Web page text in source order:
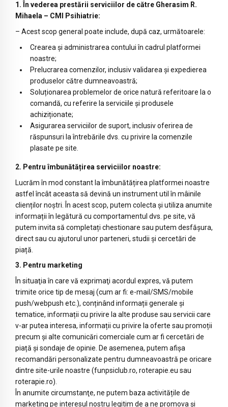
1. În vederea prestării serviciilor de către Gherasim R.
Mihaela – CMI Psihiatrie:
– Acest scop general poate include, după caz, următoarele:
Crearea și administrarea contului în cadrul platformei
noastre;
Prelucrarea comenzilor, inclusiv validarea și expedierea
produselor către dumneavoastră;
Soluționarea problemelor de orice natură referitoare la o
comandă, cu referire la serviciile și produsele
achiziționate;
Asigurarea serviciilor de suport, inclusiv oferirea de
răspunsuri la întrebările dvs. cu privire la comenzile
plasate pe site.
2. Pentru îmbunătățirea serviciilor noastre:
Lucrăm în mod constant la îmbunătățirea platformei noastre
astfel încât aceasta să devină un instrument util în mâinile
clienților noștri. În acest scop, putem colecta și utiliza anumite
informații în legătură cu comportamentul dvs. pe site, vă
putem invita să completați chestionare sau putem desfășura,
direct sau cu ajutorul unor parteneri, studii și cercetări de
piață.
3. Pentru marketing
În situaţia în care vă exprimaţi acordul expres, vă putem
trimite orice tip de mesaj (cum ar fi: e-mail/SMS/mobile
push/webpush etc.), conținând informații generale și
tematice, informații cu privire la alte produse sau servicii care
v-ar putea interesa, informații cu privire la oferte sau promoții
precum și alte comunicări comerciale cum ar fi cercetări de
piață și sondaje de opinie. De asemenea, putem afișa
recomandări personalizate pentru dumneavoastră pe oricare
dintre site-urile noastre (funpsiclub.ro, roterapie.eu sau
roterapie.ro).
În anumite circumstanţe, ne putem baza activitățile de
marketing pe interesul nostru legitim de a ne promova și